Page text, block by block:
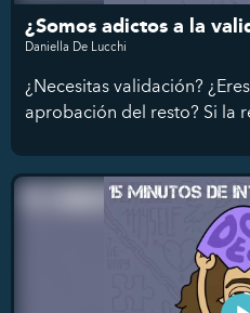
¿Somos adictos a la
Daniella De Lucchi
¿Necesitas validación?
aprobación del resto? Si la